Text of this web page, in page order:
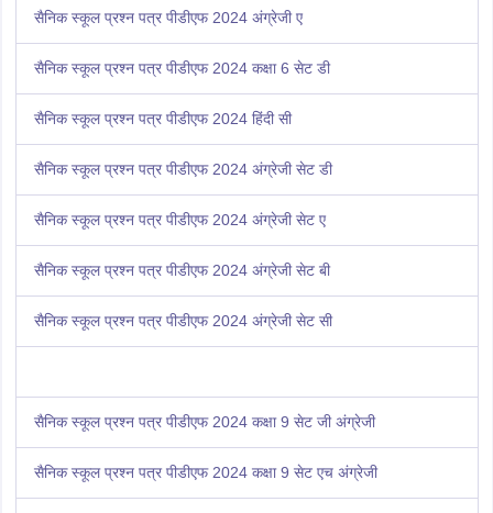
सैनिक स्कूल प्रश्न पत्र पीडीएफ 2024 अंग्रेजी ए
सैनिक स्कूल प्रश्न पत्र पीडीएफ 2024 कक्षा 6 सेट डी
सैनिक स्कूल प्रश्न पत्र पीडीएफ 2024 हिंदी सी
सैनिक स्कूल प्रश्न पत्र पीडीएफ 2024 अंग्रेजी सेट डी
सैनिक स्कूल प्रश्न पत्र पीडीएफ 2024 अंग्रेजी सेट ए
सैनिक स्कूल प्रश्न पत्र पीडीएफ 2024 अंग्रेजी सेट बी
सैनिक स्कूल प्रश्न पत्र पीडीएफ 2024 अंग्रेजी सेट सी
सैनिक स्कूल प्रश्न पत्र पीडीएफ 2024 कक्षा 9 सेट जी अंग्रेजी
सैनिक स्कूल प्रश्न पत्र पीडीएफ 2024 कक्षा 9 सेट एच अंग्रेजी